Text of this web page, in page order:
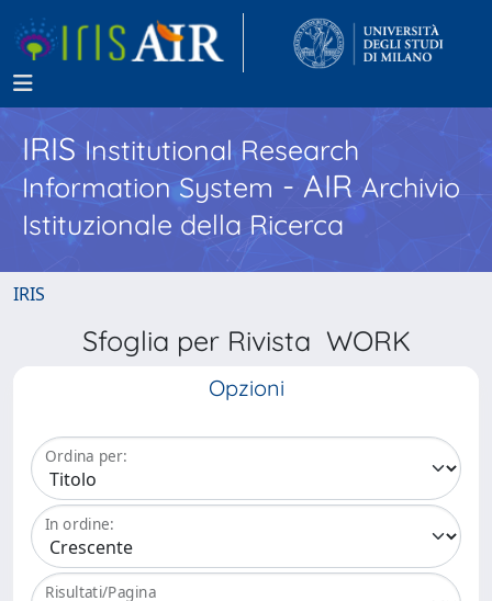
IRISInstitutional Research
Information System - AIR Archivio
Istituzionale della Ricerca
IRIS
Sfoglia per Rivista WORK
Opzioni
Ordina per:
In ordine:
Risultati/Pagina